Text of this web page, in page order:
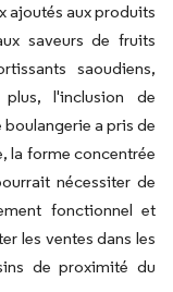
ajoutés aux produits
saveurs de fruits
saoudiens,
l'inclusion de
a pris de
la forme concentrée
nécessiter de
fonctionnel et
les ventes dans les
de proximité du